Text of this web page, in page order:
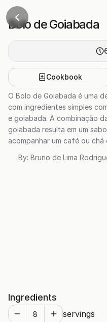
Bolo de Goiabada
Cookbook
O Bolo de Goiabada é uma
com ingredientes simples
e goiabada. A combinação
goiabada resulta em um
acompanhar um café ou chá
By: Bruno de Lima
Ingredients
servings